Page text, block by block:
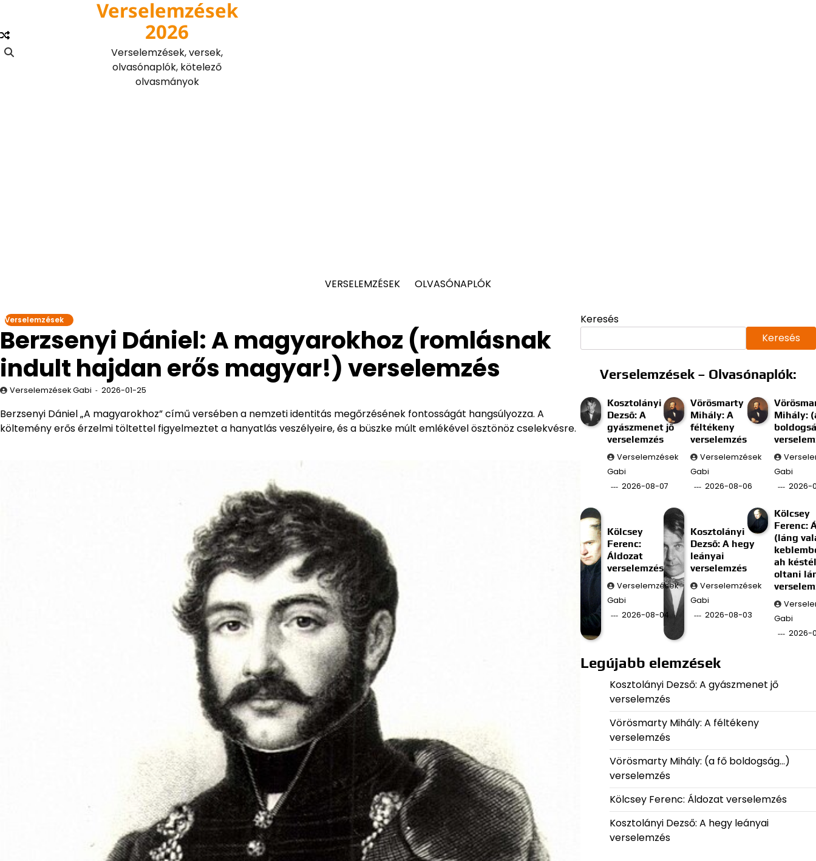
content
Verselemzések
2026
Verselemzések, versek,
olvasónaplók, kötelező
olvasmányok
VERSELEMZÉSEK OLVASÓNAPLÓK
Verselemzések
Berzsenyi Dániel: A magyarokhoz (romlásnak
indult hajdan erős magyar!) verselemzés
Verselemzések Gabi 2026-01-25
Berzsenyi Dániel „A magyarokhoz” című versében a nemzeti identitás megőrzésének fontosságát hangsúlyozza. A
költemény erős érzelmi töltettel figyelmeztet a hanyatlás veszélyeire, és a büszke múlt emlékével ösztönöz cselekvésre.
Keresés
Keresés
Verselemzések – Olvasónaplók:
Kosztolányi
Dezső: A
gyászmenet jő
verselemzés
Verselemzések
Gabi
2026-08-07
Vörösmarty
Mihály: A
féltékeny
verselemzés
Verselemzések
Gabi
2026-08-06
Mihály:
Gabi
2026-
Kölcsey
Ferenc:
Áldozat
verselemzés
Verselemzések
Gabi
2026-08-04
Kosztolányi
Dezső: A hegy
leányai
verselemzés
Verselemzések
Gabi
2026-08-03
Kölcsey
Ferenc:
(láng
ah késtél
oltani
Gabi
2026-
Legújabb elemzések
Kosztolányi Dezső: A gyászmenet jő
verselemzés
Vörösmarty Mihály: A féltékeny
verselemzés
Vörösmarty Mihály: (a fő boldogság…)
verselemzés
Kölcsey Ferenc: Áldozat verselemzés
Kosztolányi Dezső: A hegy leányai
verselemzés